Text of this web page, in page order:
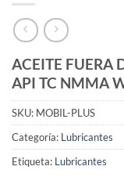
ACEITE FUERA
API TC NMMA
SKU: MOBIL-PLUS
Categoría: Lubricantes
Etiqueta: Lubricantes